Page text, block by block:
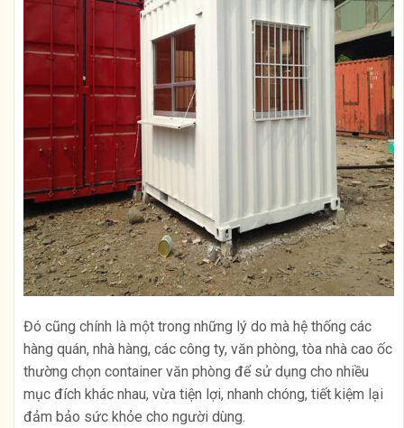
Đó cũng chính là một trong những lý do mà hệ thống các
hàng quán, nhà hàng, các công ty, văn phòng, tòa nhà cao ốc
thường chọn container văn phòng để sử dụng cho nhiều
mục đích khác nhau, vừa tiện lợi, nhanh chóng, tiết kiệm lại
đảm bảo sức khỏe cho người dùng.